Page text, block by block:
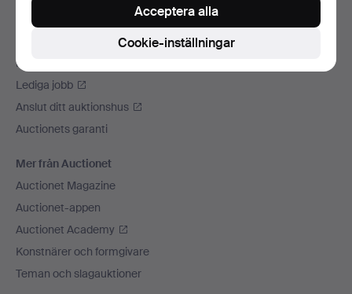
Auctionet
Press
Lediga jobb
Anslut ditt auktionshus
Auctionets garanti
Mer från Auctionet
Auctionet Magazine
Auctionet-appen
Auctionet Academy
Konstnärer och formgivare
Teman och slagauktioner
Cookie-inställningar
Acceptera alla